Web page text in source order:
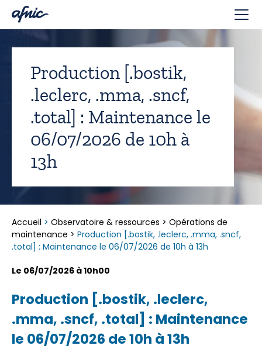
Production [.bostik,
.leclerc, .mma, .sncf,
.total] : Maintenance le
06/07/2026 de 10h à
13h
Accueil > Observatoire & ressources > Opérations de
maintenance > Production [.bostik, .leclerc, .mma, .sncf,
.total] : Maintenance le 06/07/2026 de 10h à 13h
Le 06/07/2026 à 10h00
Production [.bostik, .leclerc,
.mma, .sncf, .total] : Maintenance
le 06/07/2026 de 10h à 13h
Panneau de gestion des cookies